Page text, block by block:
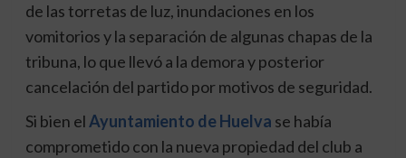
de las torretas de luz, inundaciones en los
vomitorios y la separación de algunas chapas de la
tribuna, lo que llevó a la demora y posterior
cancelación del partido por motivos de seguridad.
Si bien elAyuntamiento de Huelva se había
comprometido con la nueva propiedad del club a